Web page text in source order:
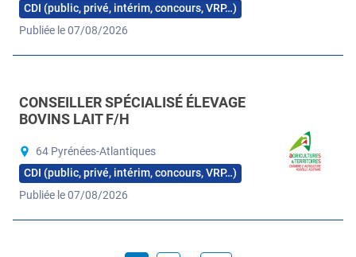
CDI (public, privé, intérim, concours, VRP…)
Publiée le 07/08/2026
CONSEILLER SPÉCIALISÉ ÉLEVAGE
BOVINS LAIT F/H
64 Pyrénées-Atlantiques
CDI (public, privé, intérim, concours, VRP…)
Publiée le 07/08/2026